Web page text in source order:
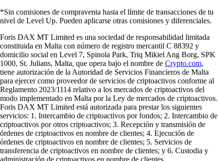
*Sin comisiones de compraventa hasta el límite de transacciones de tu
nivel de Level Up. Pueden aplicarse otras comisiones y diferenciales.
Foris DAX MT Limited es una sociedad de responsabilidad limitada
constituida en Malta con número de registro mercantil C 88392 y
domicilio social en Level 7, Spinola Park, Triq Mikiel Ang Borg, SPK
1000, St. Julians, Malta, que opera bajo el nombre de Crypto.com,
tiene autorización de la Autoridad de Servicios Financieros de Malta
para ejercer como proveedor de servicios de criptoactivos conforme al
Reglamento 2023/1114 relativo a los mercados de criptoactivos del
modo implementado en Malta por la Ley de mercados de criptoactivos.
Foris DAX MT Limited está autorizada para prestar los siguientes
servicios: 1. Intercambio de criptoactivos por fondos; 2. Intercambio de
criptoactivos por otros criptoactivos; 3. Recepción y transmisión de
órdenes de criptoactivos en nombre de clientes; 4. Ejecución de
órdenes de criptoactivos en nombre de clientes; 5. Servicios de
transferencia de criptoactivos en nombre de clientes; y 6. Custodia y
administración de criptoactivos en nombre de clientes.